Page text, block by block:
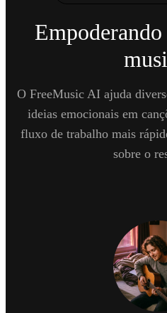
O FreeMusic AI ajuda
ideias emocionais em
fluxo de trabalho mais
sobre o